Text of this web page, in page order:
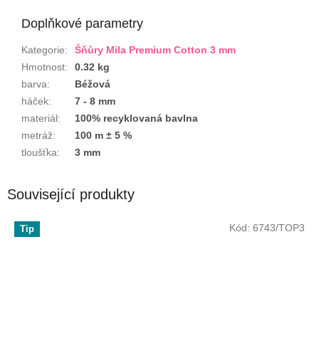
Doplňkové parametry
Kategorie:
Šňůry Mila Premium Cotton 3 mm
Hmotnost:
0.32 kg
barva:
Béžová
háček:
7 - 8 mm
materiál:
100% recyklovaná bavlna
metráž:
100 m ± 5 %
tloušťka: 3 mm
Související produkty
Tip Kód: 6743/TOP3